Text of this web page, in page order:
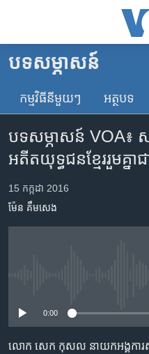
គេហទំព័រ​
និង​
ចូល​
ទំព័រ​
ម្តង
រំលង​
សម្ព័ន្ធ​
រំលង​
កម្ពុជា
អន្តរជាតិ
ចិន
ហេឡូវីអូអេ
កម្ពុជាច្នៃប្រតិដ្ឋ
បទ​សម្ភាសន៍
កម្មវិធី​នីមួយៗ អត្ថបទ​
បទសម្ភាសន៍ VOA៖ ស
អតីត​យុទ្ធជន​ខ្មែរ​រួមគ្ន
15 កក្កដា 2016
ម៉ែន គឹមសេង
0:00
លោក ​សេក កុសល នាយក​អង្គការ​ស